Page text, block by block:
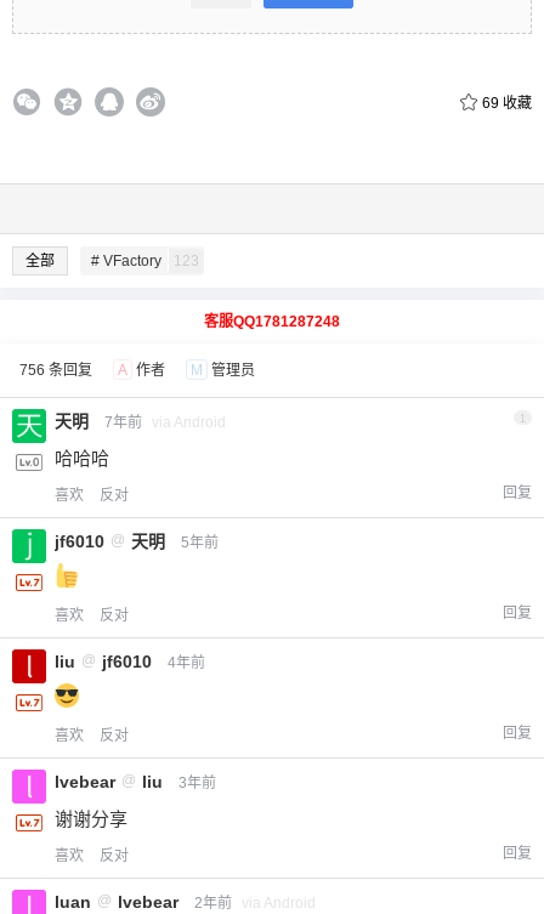
69 收藏
全部 # VFactory 123
客服QQ1781287248
756 条回复 A 作者 M 管理员
天明 7年前 via Android 1
哈哈哈
喜欢 反对 回复
jf6010 @ 天明 5年前
喜欢 反对 回复
liu @ jf6010 4年前
喜欢 反对 回复
lvebear @ liu 3年前
谢谢分享
喜欢 反对 回复
luan @ lvebear 2年前 via Android